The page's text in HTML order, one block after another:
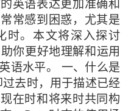
英语表达更加准确和
常感到困惑，尤其是
时。本文将深入探讨
你更好地理解和运用
语水平。 一、什么是
去时，用于描述已经
在时和将来时共同构